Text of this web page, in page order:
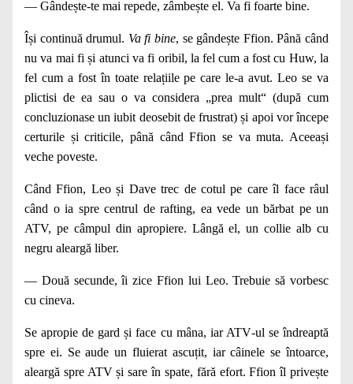
— Gândește‑te mai repede, zâmbește el. Va fi foarte bine.
Își continuă drumul. Va fi bine, se gândește Ffion. Până când
nu va mai fi și atunci va fi oribil, la fel cum a fost cu Huw, la
fel cum a fost în toate relațiile pe care le‑a avut. Leo se va
plictisi de ea sau o va considera „prea mult“ (după cum
concluzionase un iubit deosebit de frus­trat) și apoi vor începe
certurile și criticile, până când Ffion se va muta. Aceeași
veche poveste.
Când Ffion, Leo și Dave trec de cotul pe care îl face râul
când o ia spre centrul de rafting, ea vede un bărbat pe un
ATV, pe câmpul din apropiere. Lângă el, un collie alb cu
negru aleargă liber.
— Două secunde, îi zice Ffion lui Leo. Trebuie să vor­besc
cu cineva.
Se apropie de gard și face cu mâna, iar ATV‑ul se îndreaptă
spre ei. Se aude un fluierat ascuțit, iar câinele se întoarce,
aleargă spre ATV și sare în spate, fără efort. Ffion îl privește